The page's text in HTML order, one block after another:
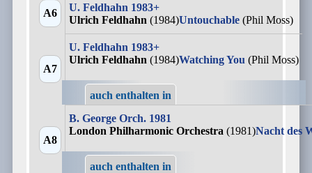
A6
U. Feldhahn 1983+
Ulrich Feldhahn (1984)Untouchable (Phil Moss)
A7
U. Feldhahn 1983+
Ulrich Feldhahn (1984)Watching You (Phil Moss)
auch enthalten in
A8
B. George Orch. 1981
London Philharmonic Orchestra (1981)Nacht des
auch enthalten in